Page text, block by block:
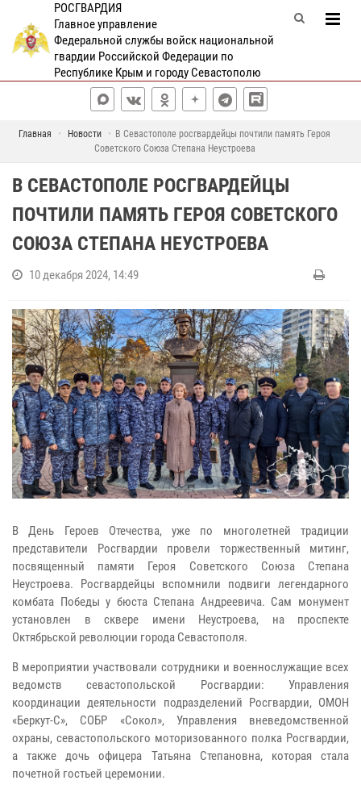
РОСГВАРДИЯ
Главное управление
Федеральной службы войск национальной
гвардии Российской Федерации по
Республике Крым и городу Севастополю
Главная Новости
В Севастополе росгвардейцы почтили память Героя
Советского Союза Степана Неустроева
В СЕВАСТОПОЛЕ РОСГВАРДЕЙЦЫ
ПОЧТИЛИ ПАМЯТЬ ГЕРОЯ СОВЕТСКОГО
СОЮЗА СТЕПАНА НЕУСТРОЕВА
10 декабря 2024, 14:49
В День Героев Отечества, уже по многолетней традиции
представители Росгвардии провели торжественный митинг,
посвященный памяти Героя Советского Союза Степана
Неустроева. Росгвардейцы вспомнили подвиги легендарного
комбата Победы у бюста Степана Андреевича. Сам монумент
установлен в сквере имени Неустроева, на проспекте
Октябрьской революции города Севастополя.
В мероприятии участвовали сотрудники и военнослужащие всех
ведомств севастопольской Росгвардии: Управления
координации деятельности подразделений Росгвардии, ОМОН
«Беркут-С», СОБР «Сокол», Управления вневедомственной
охраны, севастопольского моторизованного полка Росгвардии,
а также дочь офицера Татьяна Степановна, которая стала
почетной гостьей церемонии.